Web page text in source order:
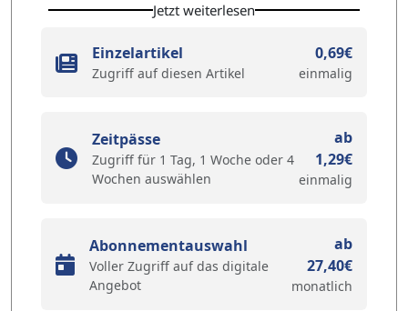
Jetzt weiterlesen
Einzelartikel
Zugriff auf diesen Artikel
0,69€
einmalig
Zeitpässe
Zugriff für 1 Tag, 1 Woche oder 4
Wochen auswählen
ab
1,29€
einmalig
Abonnementauswahl
Voller Zugriff auf das digitale
Angebot
ab
27,40€
monatlich